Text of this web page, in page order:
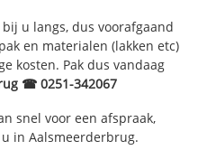
u langs, dus voorafgaand
en materialen (lakken etc)
kosten. Pak dus vandaag
☎ 0251-342067
snel voor een afspraak,
in Aalsmeerderbrug.